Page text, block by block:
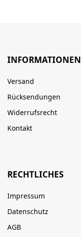
INFORMATIONEN
Versand
Rücksendungen
Widerrufsrecht
Kontakt
RECHTLICHES
Impressum
Datenschutz
AGB